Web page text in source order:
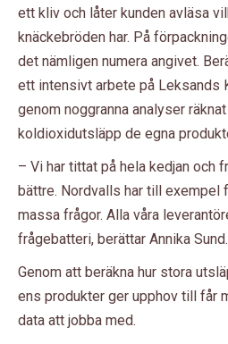
ett kliv och låter kunden avläsa
knäckebröden har. På
det nämligen numera angivet.
ett intensivt arbete på Leksands
genom noggranna analyser
koldioxidutsläpp de egna
– Vi har tittat på hela kedjan och
bättre. Nordvalls har till exempel
massa frågor. Alla våra
frågebatteri, berättar Annika Sund.
Genom att beräkna hur stora
ens produkter ger upphov till får
data att jobba med.